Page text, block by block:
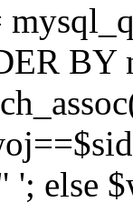
'; else